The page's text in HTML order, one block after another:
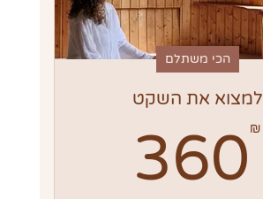
הכי משתלם
למצוא את השקט
₪
360